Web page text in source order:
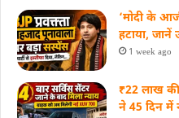
‘मोदी के
हटाया, जानें
1 week ago
₹22 लाख
ने 45 दिन में